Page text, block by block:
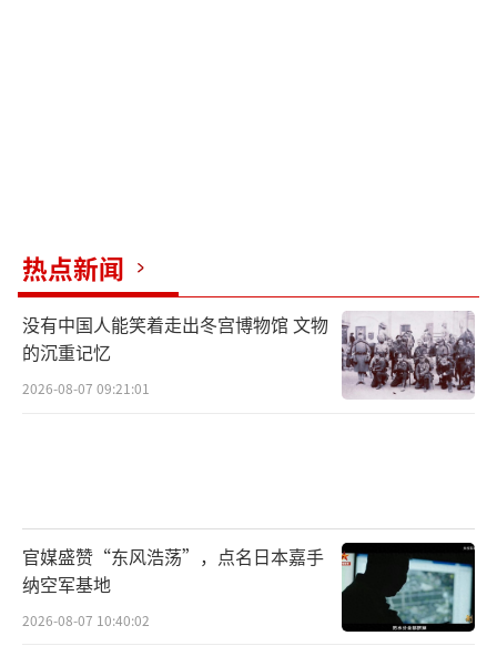
今年1月至2月，一路俄军从亚布卢尼夫卡
向西南推进，另一路沿马吉斯特拉尔纳街与奥
斯特罗夫斯科霍街向火车站方向推进。3月以
来，战斗转向东南部灰色区域与城市南部定居
点。4月至今，俄军控制区逐渐向城市两翼蔓
俄军凭借人数与军事资源优势在消耗战中
占据优势。考虑到之前城镇战的速度，预计今
年彻底结束康斯坦丁诺夫卡战役的可能性较
低。
热点新闻
没有中国人能笑着走出冬宫博物馆 文物
的沉重记忆
2026-08-07 09:21:01
官媒盛赞“东风浩荡”，点名日本嘉手
纳空军基地
2026-08-07 10:40:02